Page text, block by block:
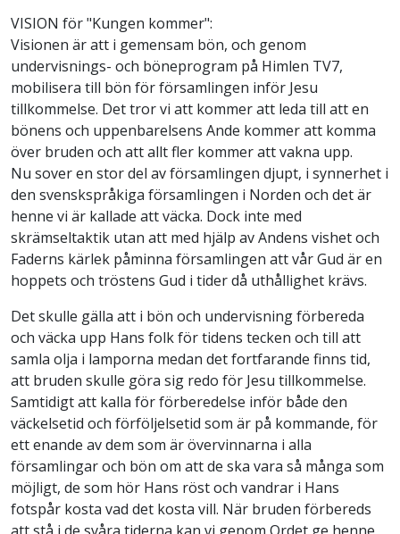
VISION för "Kungen kommer":
Visionen är att i gemensam bön, och genom
undervisnings- och böneprogram på Himlen TV7,
mobilisera till bön för församlingen inför Jesu
tillkommelse. Det tror vi att kommer att leda till att en
bönens och uppenbarelsens Ande kommer att komma
över bruden och att allt fler kommer att vakna upp.
Nu sover en stor del av församlingen djupt, i synnerhet i
den svenskspråkiga församlingen i Norden och det är
henne vi är kallade att väcka. Dock inte med
skrämseltaktik utan att med hjälp av Andens vishet och
Faderns kärlek påminna församlingen att vår Gud är en
hoppets och tröstens Gud i tider då uthållighet krävs.
Det skulle gälla att i bön och undervisning förbereda
och väcka upp Hans folk för tidens tecken och till att
samla olja i lamporna medan det fortfarande finns tid,
att bruden skulle göra sig redo för Jesu tillkommelse.
Samtidigt att kalla för förberedelse inför både den
väckelsetid och förföljelsetid som är på kommande, för
ett enande av dem som är övervinnarna i alla
församlingar och bön om att de ska vara så många som
möjligt, de som hör Hans röst och vandrar i Hans
fotspår kosta vad det kosta vill. När bruden förbereds